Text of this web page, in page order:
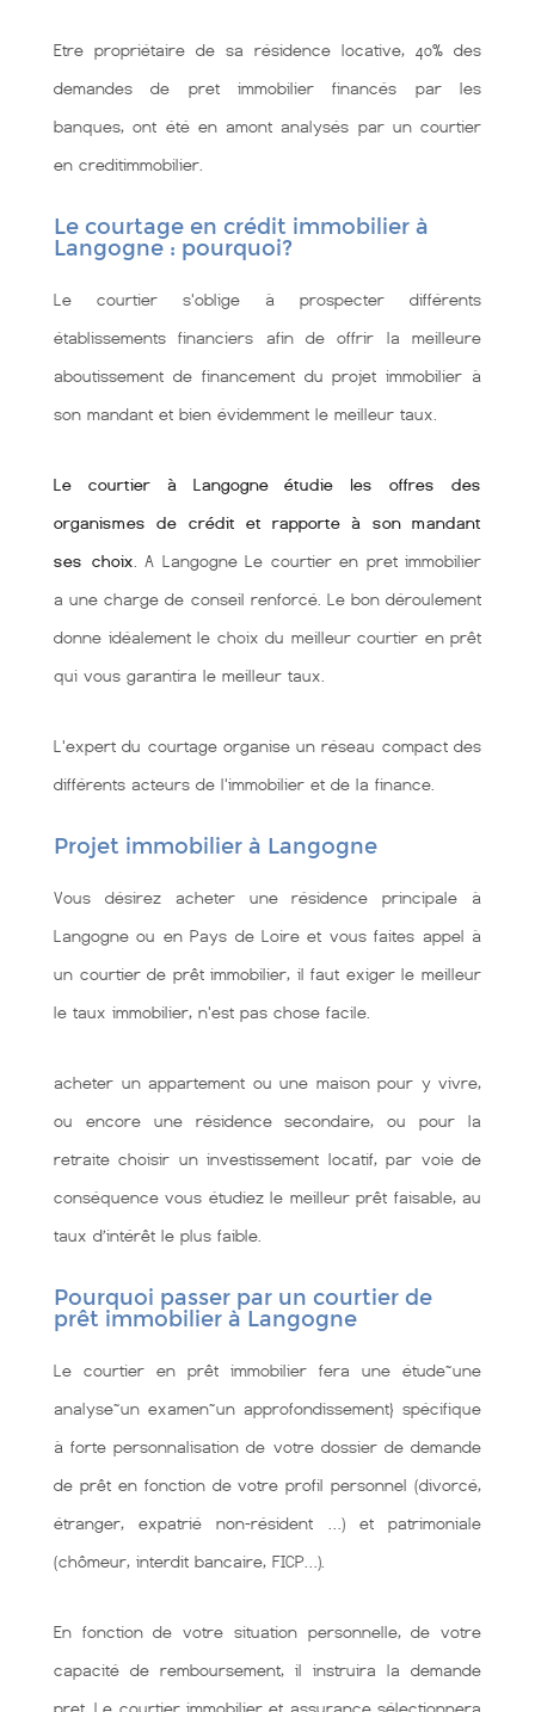
Etre propriétaire de sa résidence locative, 40% des
demandes de pret immobilier financés par les
banques, ont été en amont analysés par un courtier
en creditimmobilier.
Le courtage en crédit immobilier à
Langogne : pourquoi?
Le courtier s'oblige à prospecter différents
établissements financiers afin de offrir la meilleure
aboutissement de financement du projet immobilier à
son mandant et bien évidemment le meilleur taux.
Le courtier à Langogne étudie les offres des
organismes de crédit et rapporte à son mandant
ses choix . A Langogne Le courtier en pret immobilier
a une charge de conseil renforcé. Le bon déroulement
donne idéalement le choix du meilleur courtier en prêt
qui vous garantira le meilleur taux.
L'expert du courtage organise un réseau compact des
différents acteurs de l'immobilier et de la finance.
Projet immobilier à Langogne
Vous désirez acheter une résidence principale à
Langogne ou en Pays de Loire et vous faites appel à
un courtier de prêt immobilier, il faut exiger le meilleur
le taux immobilier, n'est pas chose facile.
acheter un appartement ou une maison pour y vivre,
ou encore une résidence secondaire, ou pour la
retraite choisir un investissement locatif, par voie de
conséquence vous étudiez le meilleur prêt faisable, au
taux d’intérêt le plus faible.
Pourquoi passer par un courtier de
prêt immobilier à Langogne
Le courtier en prêt immobilier fera une étude~une
analyse~un examen~un approfondissement} spécifique
à forte personnalisation de votre dossier de demande
de prêt en fonction de votre profil personnel (divorcé,
étranger, expatrié non-résident …) et patrimoniale
(chômeur, interdit bancaire, FICP…).
En fonction de votre situation personnelle, de votre
capacité de remboursement, il instruira la demande